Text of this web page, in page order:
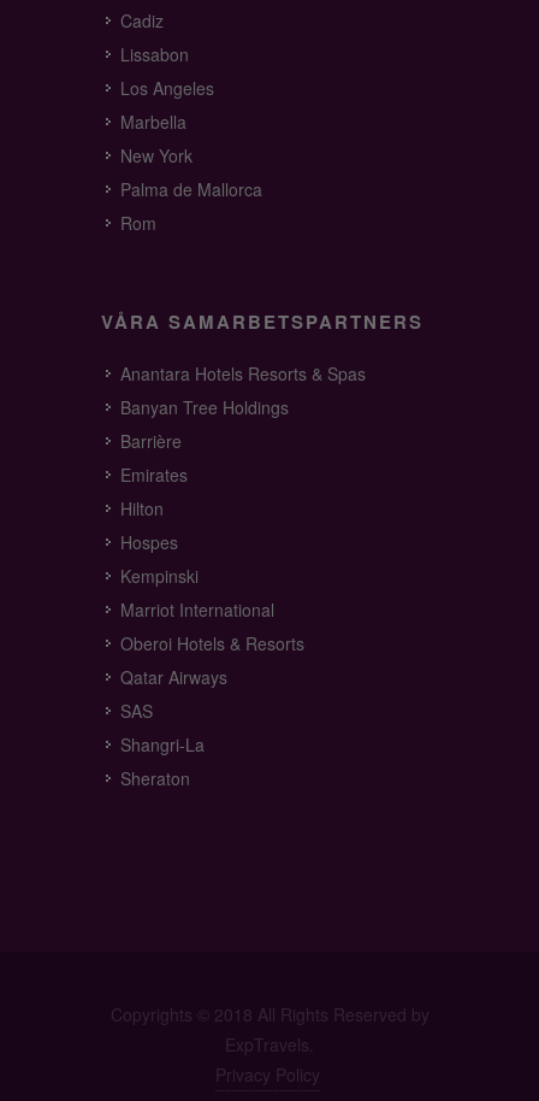
Cadiz
Lissabon
Los Angeles
Marbella
New York
Palma de Mallorca
Rom
VÅRA SAMARBETSPARTNERS
Anantara Hotels Resorts & Spas
Banyan Tree Holdings
Barrière
Emirates
Hilton
Hospes
Kempinski
Marriot International
Oberoi Hotels & Resorts
Qatar Airways
SAS
Shangri-La
Sheraton
Copyrights © 2018 All Rights Reserved by
ExpTravels.
Privacy Policy